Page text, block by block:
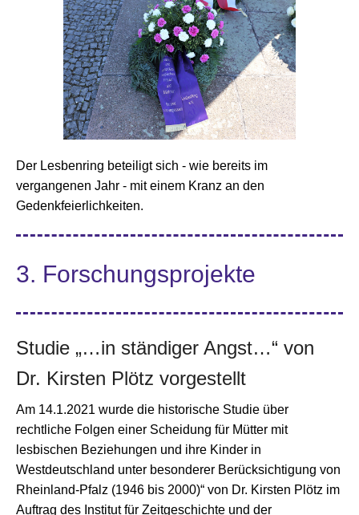
Der Lesbenring beteiligt sich - wie bereits im
vergangenen Jahr - mit einem Kranz an den
Gedenkfeierlichkeiten.
3. Forschungsprojekte
Studie „…in ständiger Angst…“ von
Dr. Kirsten Plötz vorgestellt
Am 14.1.2021 wurde die historische Studie über
rechtliche Folgen einer Scheidung für Mütter mit
lesbischen Beziehungen und ihre Kinder in
Westdeutschland unter besonderer Berücksichtigung von
Rheinland-Pfalz (1946 bis 2000)“ von Dr. Kirsten Plötz im
Auftrag des Institut für Zeitgeschichte und der